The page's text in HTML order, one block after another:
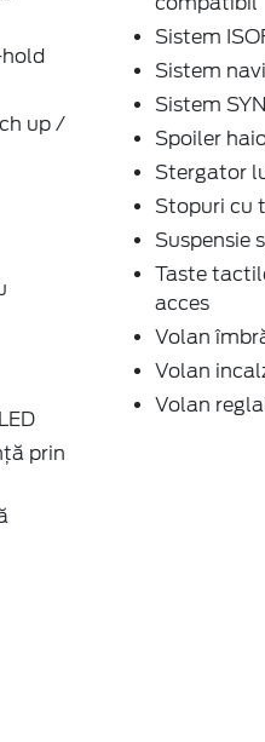
up /
prin
Sistem
Sistem
Sistem
Spoiler
Stergator
Stopuri cu
Suspensie
Taste
acces
Volan
Volan
Volan